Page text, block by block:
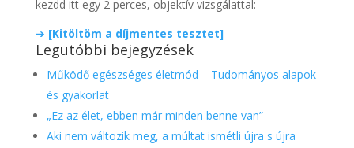
kezdd itt egy 2 perces, objektív vizsgálattal:
➔ [Kitöltöm a díjmentes tesztet]
Legutóbbi bejegyzések
Működő egészséges életmód – Tudományos alapok
és gyakorlat
„Ez az élet, ebben már minden benne van”
Aki nem változik meg, a múltat ismétli újra s újra